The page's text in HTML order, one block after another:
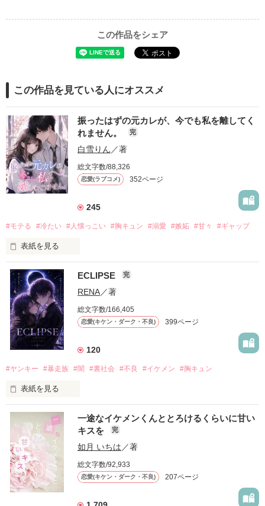
この作品をシェア
この作品を見ている人にオススメ
振ったはずの元カレが、今でも私を離してく
れません。
完
白雪りん ／著
総文字数/88,326
恋愛(ラブコメ) 352ページ
245
#モテる #冷たい #人懐っこい #胸キュン #溺愛 #嫉妬 #甘々 #ギャップ
表紙を見る
「好きだったから、別れを選んだ。」
モテる人を好きになるのが怖かった。
だから私は、中学時代に大好きだった彼を自分から振った。
もう会うことはないと思っていたのに、
高校生になって再会した彼は、隣の学校で”王子様”と呼ばれる
他の女の子には冷たいのに
私にだけ昔と変わらない笑顔を向けてくる。
「澪ちゃん。」
それは止まっていた恋が再び動き始める合図──。
✨.ﾟ･*..☆.｡.:*✨.☆.｡.:. *:ﾟ✨.ﾟ･*..☆.｡.:*✨
ECLIPSE 完
RENA／著
総文字数/166,405
恋愛(キケン・ダーク・不良) 399ページ
120
#ヤンキー #暴走族 #闇 #裏社会 #不良 #イケメン #胸キュン
表紙を見る
表紙画像はAIです
作品を読む
一途なイケメンくんととろけるくらいに甘い
キスを
完
如月 いちは ／著
総文字数/92,933
恋愛(キケン・ダーク・不良) 207ページ